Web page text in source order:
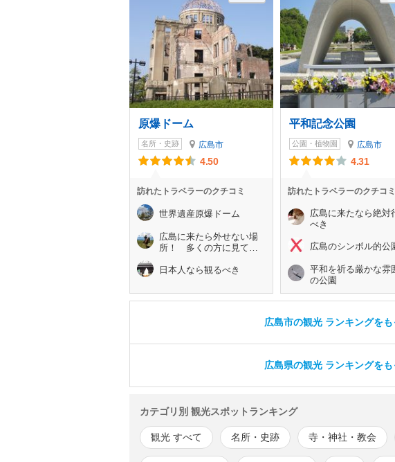
原爆ドーム
名所・史跡 広島市
4.50
訪れたトラベラーのクチコミ
世界遺産原爆ドーム
広島に来たら外せない場
所！ 多くの方に見て欲
日本人なら観るべき
平和記念公園
公園・植物園 広島市
4.31
訪れたトラベラーのクチコミ
広島に来たなら絶対
べき
広島のシンボル的公
平和を祈る厳かな雰
の公園
広島市の観光 ランキングをも
広島県の観光 ランキングをも
カテゴリ別 観光スポットランキング
観光 すべて 名所・史跡 寺・神社・教会